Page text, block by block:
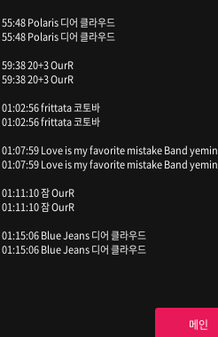
55:48 Polaris 디어 클라우드
55:48 Polaris 디어 클라우드
59:38 20+3 OurR
59:38 20+3 OurR
01:02:56 frittata 코토바
01:02:56 frittata 코토바
01:07:59 Love is my favorite mistake Band yemin
01:07:59 Love is my favorite mistake Band yemin
01:11:10 잠 OurR
01:11:10 잠 OurR
01:15:06 Blue Jeans 디어 클라우드
01:15:06 Blue Jeans 디어 클라우드
메인